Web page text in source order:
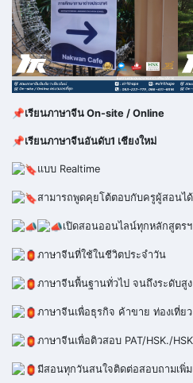
📌เรียนภาษาจีน On-site / Online
📌เรียนภาษาจีนอันดับ1 เชียงใหม่
แบบ Realtime
สามารถพูดคุยโต้ตอบกับครูผู้สอนได้
เปิดสอนออนไลน์ทุกหลักสูตรฯ
ภาษาจีนที่ใช้ในชีวิตประจำวัน
ภาษาจีนพื้นฐานทั่วไป จนถึงระดับสูง
ภาษาจีนเพื่อธุรกิจ ค้าขาย ท่องเที่ย
ภาษาจีนเพื่อติวสอบ PAT/HSK./
มีสอนทุกวันสนใจติดต่อสอบถามเพิ่ม